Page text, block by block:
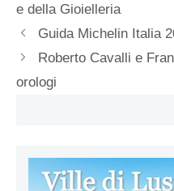
e della Gioielleria
Guida Michelin Italia
Roberto Cavalli e
orologi